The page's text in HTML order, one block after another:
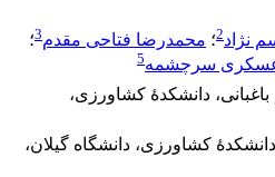
نژاد2؛ محمدرضا فتاحی مقدم3؛
سرچشمه5
دانشکدۀ کشاورزی،
کشاورزی، دانشگاه گیلان،